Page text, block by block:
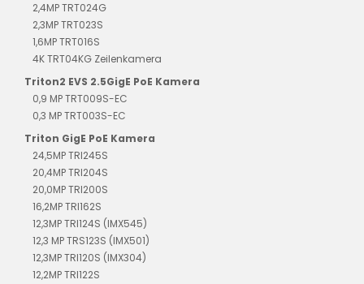
2,4MP TRT024G
2,3MP TRT023S
1,6MP TRT016S
4K TRT04KG Zeilenkamera
Triton2 EVS 2.5GigE PoE Kamera
0,9 MP TRT009S-EC
0,3 MP TRT003S-EC
Triton GigE PoE Kamera
24,5MP TRI245S
20,4MP TRI204S
20,0MP TRI200S
16,2MP TRI162S
12,3MP TRI124S (IMX545)
12,3 MP TRS123S (IMX501)
12,3MP TRI120S (IMX304)
12,2MP TRI122S